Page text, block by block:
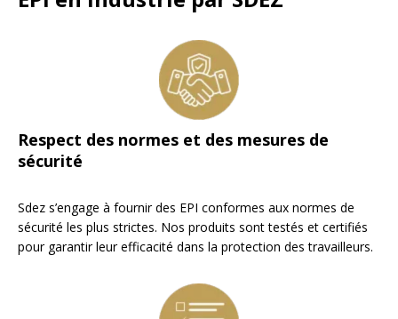
Respect des normes et des mesures de
sécurité
Sdez s’engage à fournir des EPI conformes aux normes de
sécurité les plus strictes. Nos produits sont testés et certifiés
pour garantir leur efficacité dans la protection des travailleurs.